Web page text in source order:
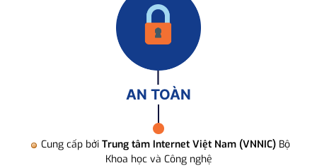
AN TOÀN
Cung cấp bởi Trung tâm Internet Việt Nam (VNNIC) Bộ
Khoa học và Công nghệ